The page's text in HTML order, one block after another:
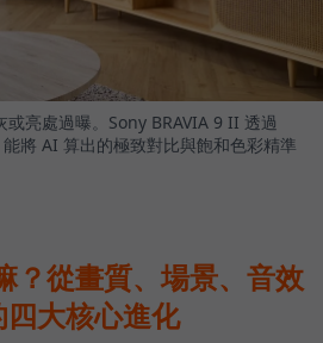
亮處過曝。Sony BRAVIA 9 II 透過
將 AI 算出的極致對比與飽和色彩精準
？從畫質、場景、音效
大核心進化